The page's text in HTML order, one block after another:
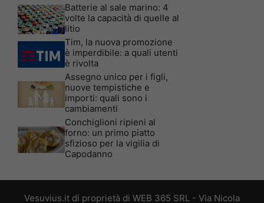
Batterie al sale marino: 4
volte la capacità di quelle al
litio
Tim, la nuova promozione
è imperdibile: a quali utenti
è rivolta
Assegno unico per i figli,
nuove tempistiche e
importi: quali sono i
cambiamenti
Conchiglioni ripieni al
forno: un primo piatto
sfizioso per la vigilia di
Capodanno
Vesuvius.it di proprietà di WEB 365 SRL - Via Nicola